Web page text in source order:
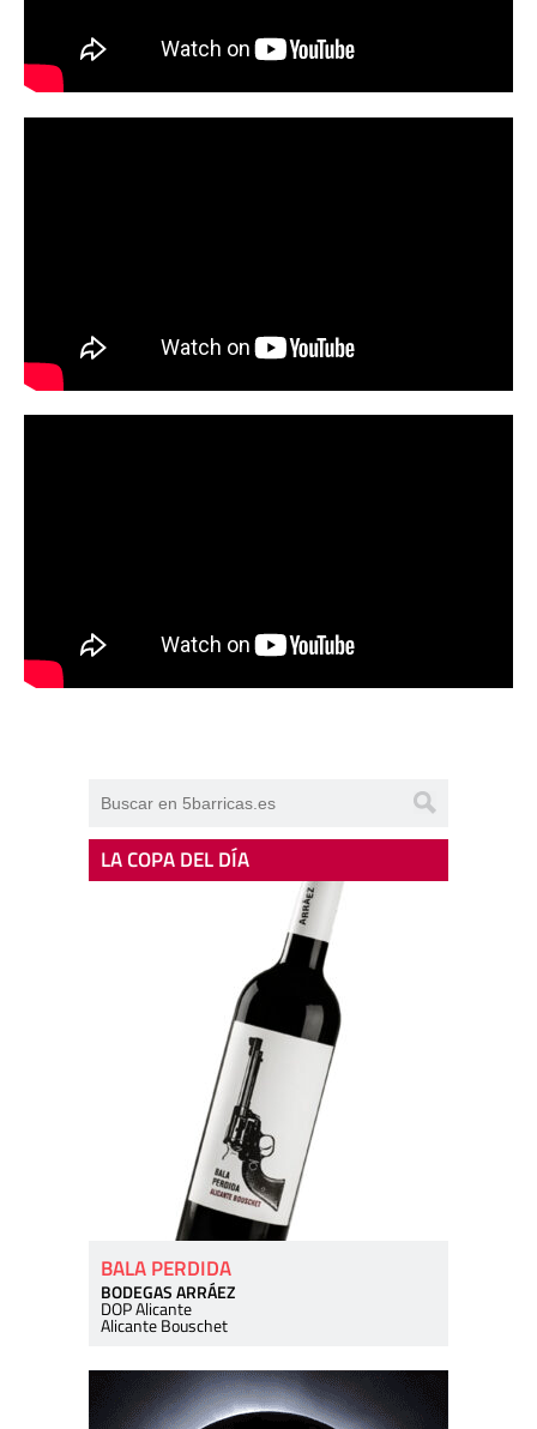
LA COPA DEL DÍA
BALA PERDIDA
BODEGAS ARRÁEZ
DOP Alicante
Alicante Bouschet